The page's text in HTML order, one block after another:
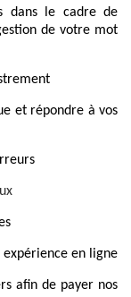
dans le cadre de
de votre mot
et répondre à vos
en ligne
afin de payer nos